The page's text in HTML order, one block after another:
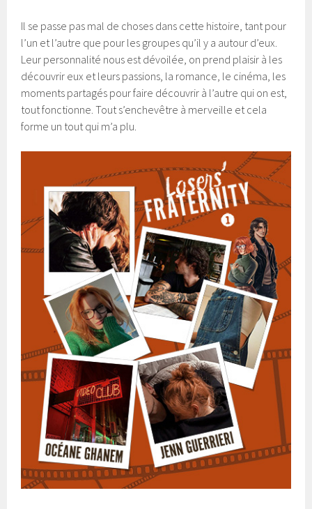
Il se passe pas mal de choses dans cette histoire, tant pour
l’un et l’autre que pour les groupes qu’il y a autour d’eux.
Leur personnalité nous est dévoilée, on prend plaisir à les
découvrir eux et leurs passions, la romance, le cinéma, les
moments partagés pour faire découvrir à l’autre qui on est,
tout fonctionne. Tout s’enchevêtre à merveille et cela
forme un tout qui m’a plu.